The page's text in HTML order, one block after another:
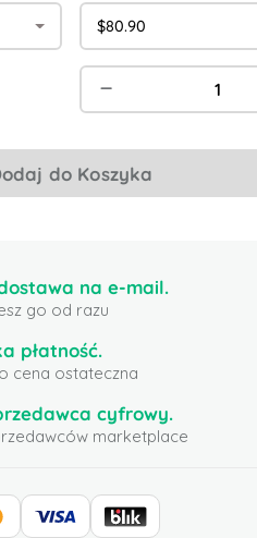
$80.90
do Koszyka
na e-mail.
go od razu
płatność.
cena ostateczna
cyfrowy.
marketplace